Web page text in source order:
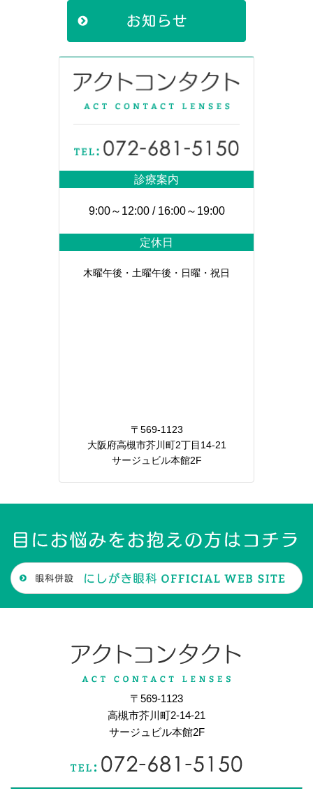
診療案内
9:00～12:00 / 16:00～19:00
定休日
木曜午後・土曜午後・日曜・祝日
〒569-1123
大阪府高槻市芥川町2丁目14-21
サージュビル本館2F
〒569-1123
高槻市芥川町2-14-21
サージュビル本館2F